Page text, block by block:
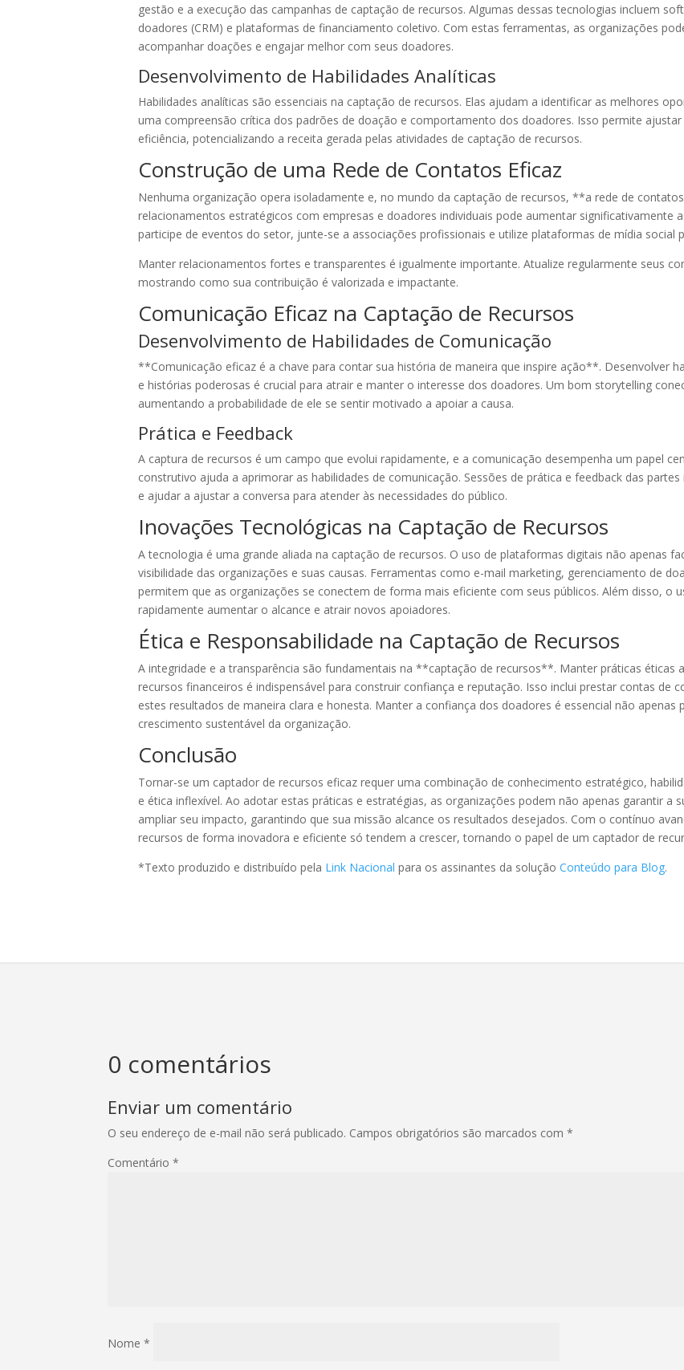
gestão e a execução das campanhas de captação de recursos. Algumas dessas tecnologias incluem
doadores (CRM) e plataformas de financiamento coletivo. Com estas ferramentas, as organizações
acompanhar doações e engajar melhor com seus doadores.
Desenvolvimento de Habilidades Analíticas
Habilidades analíticas são essenciais na captação de recursos. Elas ajudam a identificar as melhores
uma compreensão crítica dos padrões de doação e comportamento dos doadores. Isso permite
eficiência, potencializando a receita gerada pelas atividades de captação de recursos.
Construção de uma Rede de Contatos Eficaz
Nenhuma organização opera isoladamente e, no mundo da captação de recursos, **a rede de
relacionamentos estratégicos com empresas e doadores individuais pode aumentar significativamente
participe de eventos do setor, junte-se a associações profissionais e utilize plataformas de mídia social
Manter relacionamentos fortes e transparentes é igualmente importante. Atualize regularmente seus
mostrando como sua contribuição é valorizada e impactante.
Comunicação Eficaz na Captação de Recursos
Desenvolvimento de Habilidades de Comunicação
**Comunicação eficaz é a chave para contar sua história de maneira que inspire ação**. Desenvolver
e histórias poderosas é crucial para atrair e manter o interesse dos doadores. Um bom storytelling
aumentando a probabilidade de ele se sentir motivado a apoiar a causa.
Prática e Feedback
A captura de recursos é um campo que evolui rapidamente, e a comunicação desempenha um papel
construtivo ajuda a aprimorar as habilidades de comunicação. Sessões de prática e feedback das
e ajudar a ajustar a conversa para atender às necessidades do público.
Inovações Tecnológicas na Captação de Recursos
A tecnologia é uma grande aliada na captação de recursos. O uso de plataformas digitais não apenas
visibilidade das organizações e suas causas. Ferramentas como e-mail marketing, gerenciamento de
permitem que as organizações se conectem de forma mais eficiente com seus públicos. Além disso, o
rapidamente aumentar o alcance e atrair novos apoiadores.
Ética e Responsabilidade na Captação de Recursos
A integridade e a transparência são fundamentais na **captação de recursos**. Manter práticas
recursos financeiros é indispensável para construir confiança e reputação. Isso inclui prestar contas de
estes resultados de maneira clara e honesta. Manter a confiança dos doadores é essencial não
crescimento sustentável da organização.
Conclusão
Tornar-se um captador de recursos eficaz requer uma combinação de conhecimento estratégico,
e ética inflexível. Ao adotar estas práticas e estratégias, as organizações podem não apenas garantir a
ampliar seu impacto, garantindo que sua missão alcance os resultados desejados. Com o contínuo
recursos de forma inovadora e eficiente só tendem a crescer, tornando o papel de um captador de
*Texto produzido e distribuído pela Link Nacional para os assinantes da solução Conteúdo para Blog.
0 comentários
Enviar um comentário
O seu endereço de e-mail não será publicado. Campos obrigatórios são marcados com*
Comentário*
Nome*